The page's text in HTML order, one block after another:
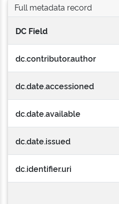
Full metadata record
DC Field
dc.contributor.author
dc.date.accessioned
dc.date.available
dc.date.issued
dc.identifier.uri